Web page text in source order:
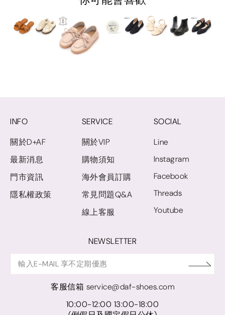
INFO
關於D+AF
最新消息
門市資訊
隱私權政策
SERVICE
關於VIP
購物須知
海外會員訂購
常見問題Q&A
線上客服
SOCIAL
Line
Instagram
Facebook
Threads
Youtube
NEWSLETTER
客服信箱 service@daf-shoes.com
10:00-12:00 13:00-18:00